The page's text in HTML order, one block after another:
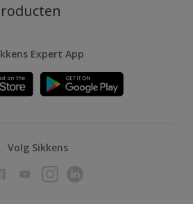
Expert App
Volg Sikkens